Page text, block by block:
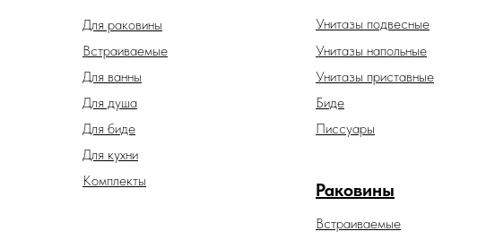
Унитазы подвесные
Унитазы напольные
Унитазы приставные
Раковины
Встраиваемые
Встраиваемые
Для биде
Для ванны
Для душа
Для раковины
Для кухни
Биде
Комплекты
Писсуары